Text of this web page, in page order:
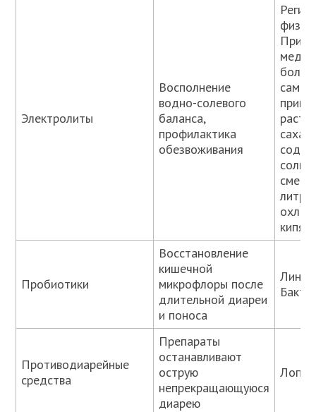
Электролиты
Восполнение
водно-солевого
баланса,
профилактика
обезвоживания
При
соды,
соли
литре
Пробиотики
Восстановление
кишечной
микрофлоры после
длительной диареи
и поноса
Противодиарейные
средства
Препараты
останавливают
острую
непрекращающуюся
диарею